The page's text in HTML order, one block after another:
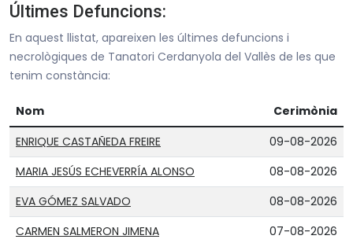
Últimes Defuncions:
En aquest llistat, apareixen les últimes defuncions i
necrològiques de Tanatori Cerdanyola del Vallès de les que
tenim constància:
Nom
Cerimònia
ENRIQUE CASTAÑEDA FREIRE
09-08-2026
MARIA JESÚS ECHEVERRÍA ALONSO
08-08-2026
EVA GÓMEZ SALVADO
08-08-2026
CARMEN SALMERON JIMENA
07-08-2026